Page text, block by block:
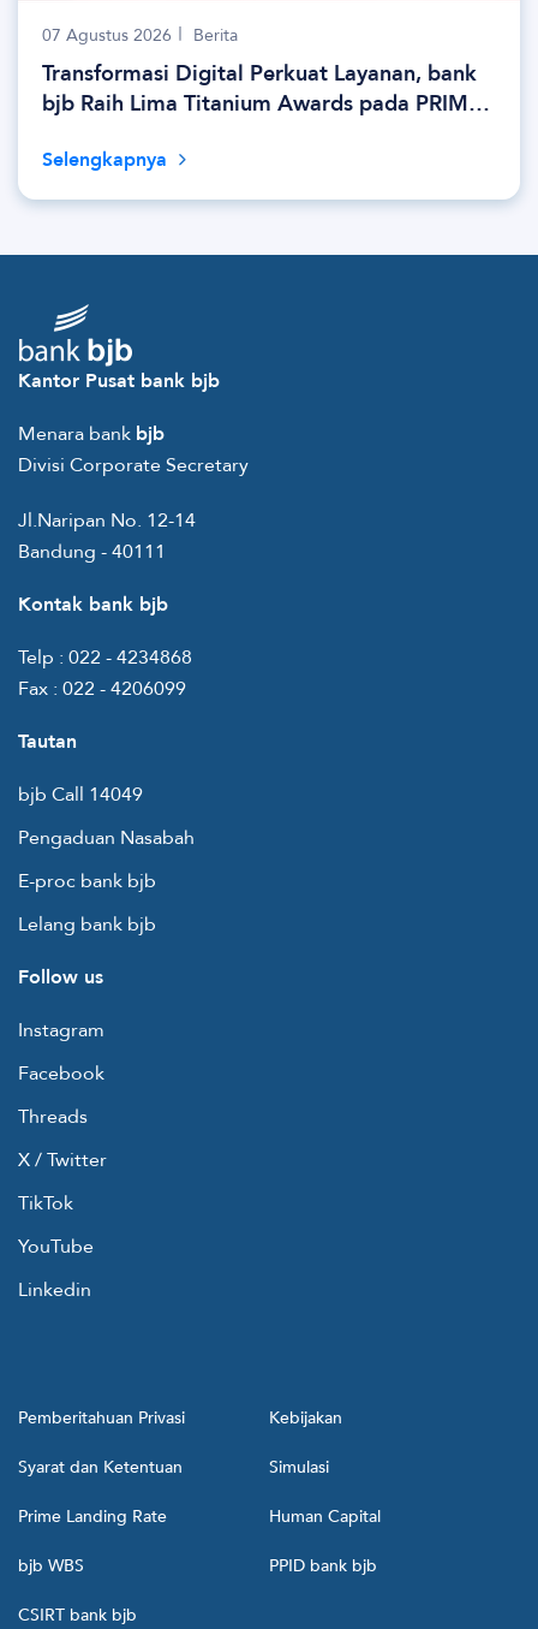
07 Agustus 2026 Berita
Transformasi Digital Perkuat Layanan, bank
bjb Raih Lima Titanium Awards pada PRIMA
Selengkapnya
Kantor Pusat bank bjb
Menara bank bjb
Divisi Corporate Secretary
Jl.Naripan No. 12-14
Bandung - 40111
Kontak bank bjb
Telp : 022 - 4234868
Fax : 022 - 4206099
Tautan
bjb Call 14049
Pengaduan Nasabah
E-proc bank bjb
Lelang bank bjb
Follow us
Instagram
Facebook
Threads
X / Twitter
TikTok
YouTube
Linkedin
Pemberitahuan Privasi Kebijakan
Syarat dan Ketentuan Simulasi
Prime Landing Rate Human Capital
bjb WBS PPID bank bjb
CSIRT bank bjb